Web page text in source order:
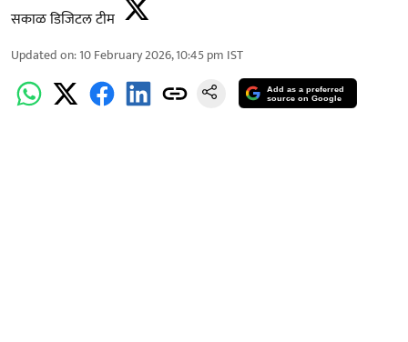
सकाळ डिजिटल टीम
Updated on:10 February 2026, 10:45 pm IST
Add as a preferred
source on Google